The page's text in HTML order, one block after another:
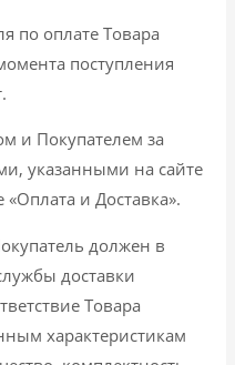
по оплате Товара
поступления
и Покупателем за
указанными на сайте
и Доставка».
должен в
доставки
Товара
характеристикам